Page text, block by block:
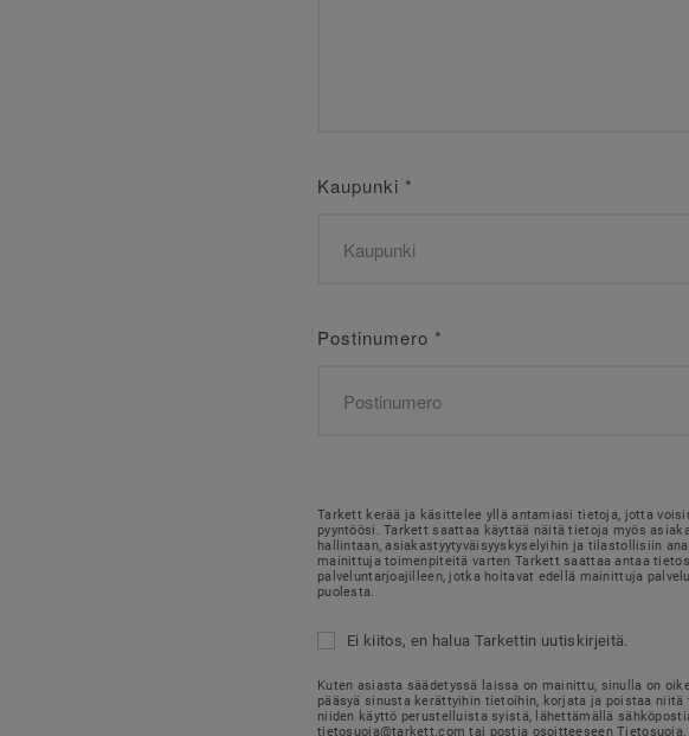
Kaupunki *
Postinumero *
Tarkett kerää ja käsittelee yllä antamiasi tietoja, jotta
pyyntöösi. Tarkett saattaa käyttää näitä tietoja myös
hallintaan, asiakastyytyväisyyskyselyihin ja tilastollisiin
mainittuja toimenpiteitä varten Tarkett saattaa antaa
palveluntarjoajilleen, jotka hoitavat edellä mainittuja
puolesta.
Ei kiitos, en halua Tarkettin uutiskirjeitä.
Kuten asiasta säädetyssä laissa on mainittu, sinulla on
pääsyä sinusta kerättyihin tietoihin, korjata ja poistaa niitä
niiden käyttö perustelluista syistä, lähettämällä
tietosuoja@tarkett.com tai postia osoitteeseen Tietosuoja,